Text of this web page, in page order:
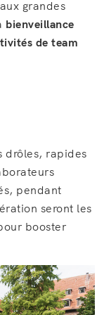
grandes
bienveillance
de team
drôles, rapides
pendant
seront les
booster